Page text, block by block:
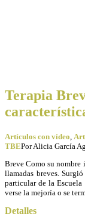
Terapia
Artículos con vídeo,
TBEPorAlicia García
Breve Como su nombre
llamadas breves.
particular de la
verse la mejoría o se
Detalles